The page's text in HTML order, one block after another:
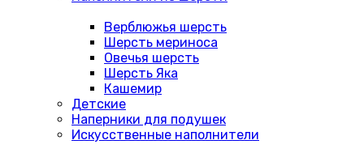
Верблюжья шерсть
Шерсть мериноса
Овечья шерсть
Шерсть Яка
Кашемир
Детские
Наперники для подушек
Искусственные наполнители